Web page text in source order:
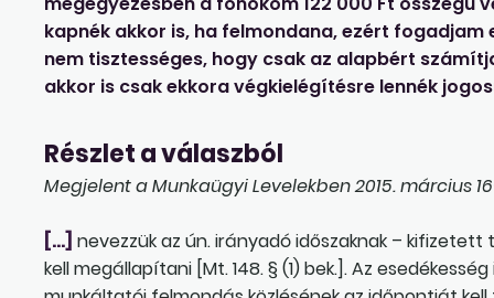
kapnék akkor is, ha felmondana, ezért fogadjam
nem tisztességes, hogy csak az alapbért
akkor is csak ekkora végkielégítésre lennék
Részlet a válaszból
Megjelent a Munkaügyi Levelekben 2015. március
[…] nevezzük az ún. irányadó időszaknak –
kell megállapítani [Mt. 148. § (1) bek.]. Az